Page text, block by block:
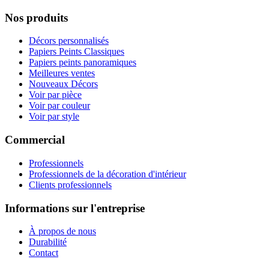
Nos produits
Décors personnalisés
Papiers Peints Classiques
Papiers peints panoramiques
Meilleures ventes
Nouveaux Décors
Voir par pièce
Voir par couleur
Voir par style
Commercial
Professionnels
Professionnels de la décoration d'intérieur
Clients professionnels
Informations sur l'entreprise
À propos de nous
Durabilité
Contact